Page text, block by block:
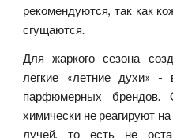
рекомендуются, так как
сгущаются.
Для жаркого сезона
легкие «летние духи» -
парфюмерных брендов.
химически не реагируют
лучей, то есть не